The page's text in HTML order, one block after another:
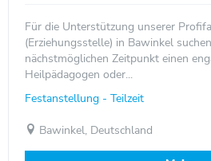
Für die Unterstützung unserer
(Erziehungsstelle) in Bawinkel
nächstmöglichen Zeitpunkt einen
Heilpädagogen oder...
Festanstellung - Teilzeit
Bawinkel, Deutschland